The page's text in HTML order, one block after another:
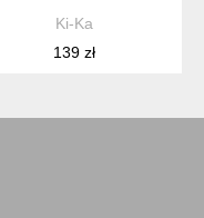
Ki-Ka
139 zł